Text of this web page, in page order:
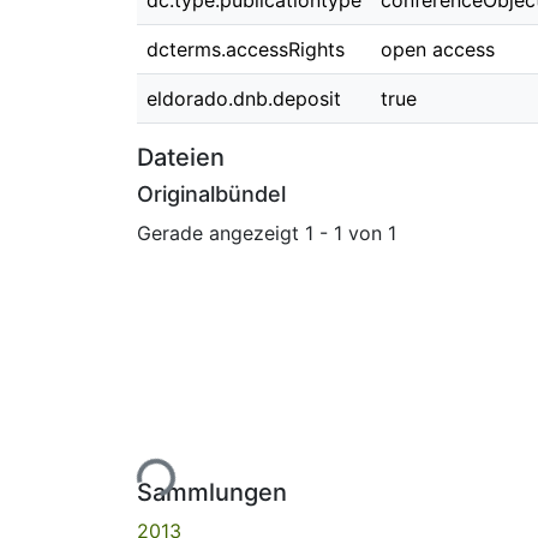
dcterms.accessRights open access
eldorado.dnb.deposit true
Dateien
Originalbündel
Gerade angezeigt 1 - 1 von 1
Lade...
Sammlungen
2013